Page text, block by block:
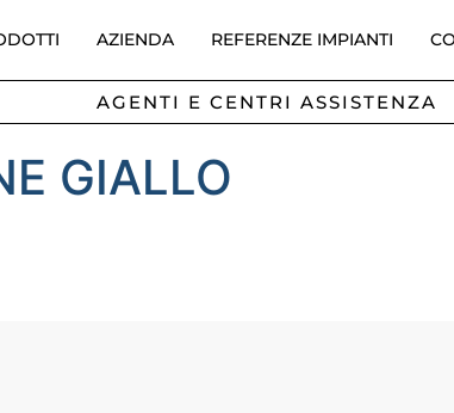
AZIENDA REFERENZE IMPIANTI
AGENTI E CENTRI ASSISTENZA
GIALLO